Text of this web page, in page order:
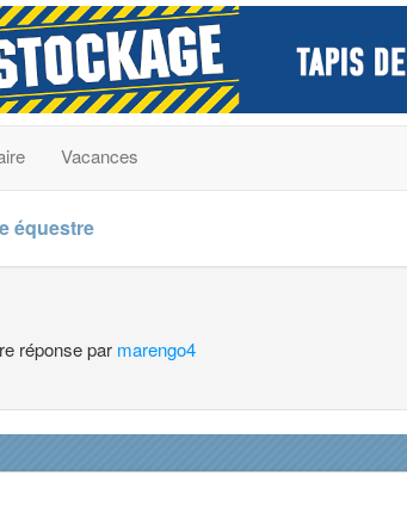
Vacances
équestre
réponse par marengo4